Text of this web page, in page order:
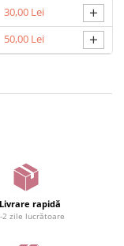
30,00 Lei +
50,00 Lei +
Livrare rapidă
2 zile lucrătoare